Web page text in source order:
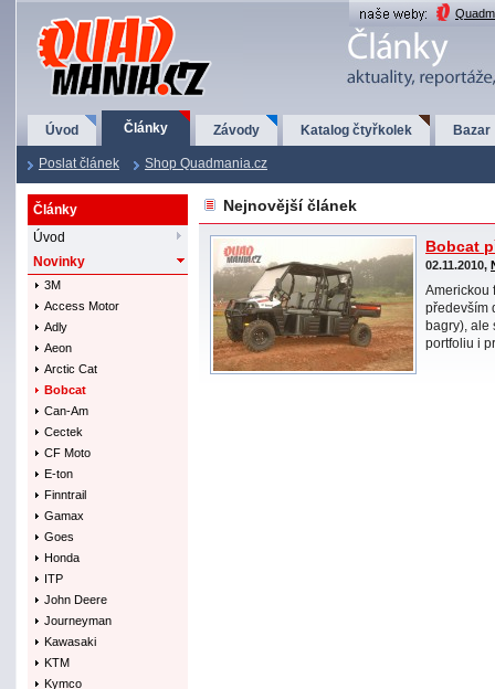
QuadMania.cz
Úvod Články Závody Katalog čtyřkolek Bazar
Poslat článek Shop Quadmania.cz
Články
Úvod
Novinky
3M
Access Motor
Adly
Aeon
Arctic Cat
Bobcat
Can-Am
Cectek
CF Moto
E-ton
Finntrail
Gamax
Goes
Honda
ITP
John Deere
Journeyman
Kawasaki
KTM
Kymco
Nejnovější článek
Bobcat
02.11.2010,
Americkou
především
bagry), ale
portfoliu i